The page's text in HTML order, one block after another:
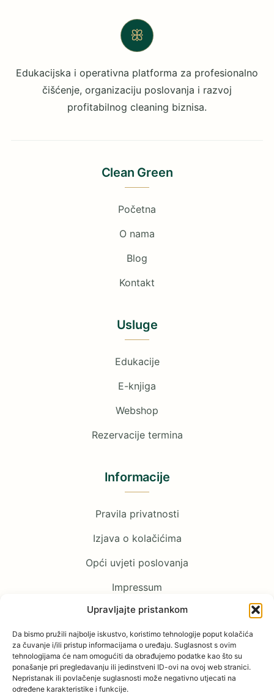
Upravljajte pristankom
Da bismo pružili najbolje iskustvo, koristimo tehnologije poput kolačića
za čuvanje i/ili pristup informacijama o uređaju. Suglasnost s ovim
tehnologijama će nam omogućiti da obrađujemo podatke kao što su
ponašanje pri pregledavanju ili jedinstveni ID-ovi na ovoj web stranici.
Nepristanak ili povlačenje suglasnosti može negativno utjecati na
određene karakteristike i funkcije.
ꕥ
Edukacijska i operativna platforma za profesionalno
čišćenje, organizaciju poslovanja i razvoj
profitabilnog cleaning biznisa.
Clean Green
Početna
O nama
Blog
Kontakt
Usluge
Edukacije
E-knjiga
Webshop
Rezervacije termina
Informacije
Pravila privatnosti
Izjava o kolačićima
Opći uvjeti poslovanja
Impressum
Pratite nas
Facebook
YouTube